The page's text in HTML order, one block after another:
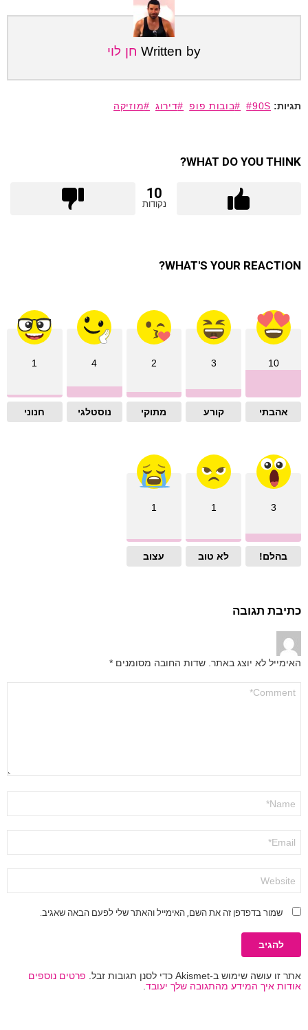
Written by חן לוי
90S בובות פופ דירוג מוזיקה
WHAT DO YOU THINK?
10
נקודות
WHAT'S YOUR REACTION?
10
אהבתי
3
קורע
2
מתוקי
4
נוסטלגי
1
חנוני
3
בהלם!
1
לא טוב
1
עצוב
כתיבת תגובה
האימייל לא יוצג באתר. שדות החובה מסומנים *
התגובה
שלך
שמור בדפדפן זה את השם, האימייל והאתר שלי לפעם הבאה שאגיב.
אתר זו עושה שימוש ב-Akismet כדי לסנן תגובות זבל.
פרטים נוספים
אודות איך המידע מהתגובה שלך יעובד.